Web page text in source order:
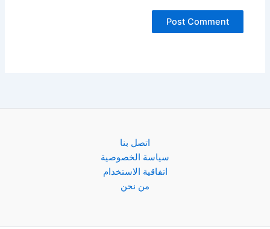
اتصل بنا
سياسة الخصوصية
اتفاقية الاستخدام
من نحن